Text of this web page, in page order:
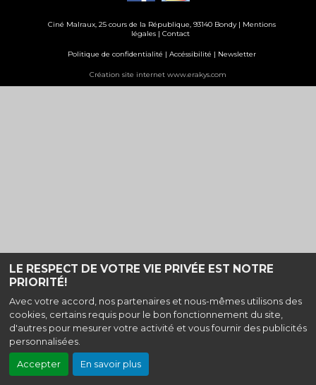
LE RESPECT DE VOTRE VIE PRIVÉE EST NOTRE
PRIORITÉ!
Avec votre accord, nos partenaires et nous-mêmes utilisons des
cookies, certains requis pour le bon fonctionnement du site,
d'autres pour mesurer votre activité et vous fournir des publicités
personnalisées.
Accepter En savoir plus
Ciné Malraux, 25 cours de la République, 93140 Bondy | Mentions
légales | Contact
Politique de confidentialité | Accéssibilité | Newsletter
Création site internet www.erakys.com